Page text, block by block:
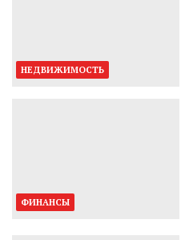
НЕДВИЖИМОСТЬ
ФИНАНСЫ